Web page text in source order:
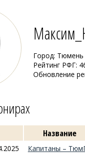
Город: Тюмень
Рейтинг РФГ:
Обновление
Название
Капитаны –